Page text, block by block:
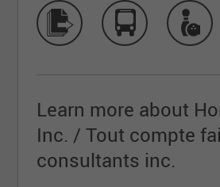
Learn more about
Inc. / Tout compte
consultants inc.